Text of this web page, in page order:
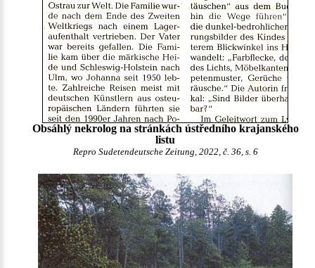
Obsáhlý nekrolog na stránkách ústředního krajanského
listu
Repro Sudetendeutsche Zeitung, 2022, č. 36, s. 6